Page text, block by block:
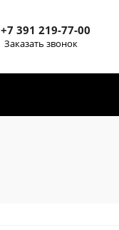
+7 391 219-77-00
Заказать звонок